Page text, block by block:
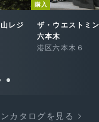
レジ
購入
ザ・ウエストミ
六本木
港区六本木６
カタログを見る